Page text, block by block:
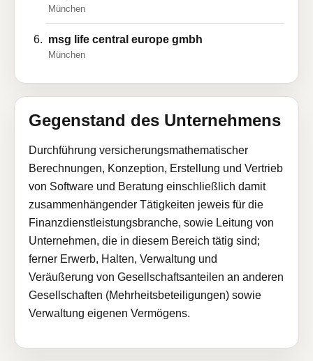
München
msg life central europe gmbh
München
Gegenstand des Unternehmens
Durchführung versicherungsmathematischer
Berechnungen, Konzeption, Erstellung und Vertrieb
von Software und Beratung einschließlich damit
zusammenhängender Tätigkeiten jeweis für die
Finanzdienstleistungsbranche, sowie Leitung von
Unternehmen, die in diesem Bereich tätig sind;
ferner Erwerb, Halten, Verwaltung und
Veräußerung von Gesellschaftsanteilen an anderen
Gesellschaften (Mehrheitsbeteiligungen) sowie
Verwaltung eigenen Vermögens.